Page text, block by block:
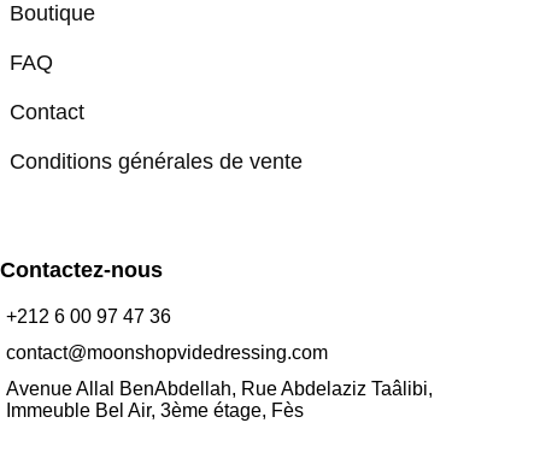
Boutique
FAQ
Contact
Conditions générales de vente
Contactez-nous
+212 6 00 97 47 36
contact@moonshopvidedressing.com
Avenue Allal BenAbdellah, Rue Abdelaziz Taâlibi,
Immeuble Bel Air, 3ème étage, Fès